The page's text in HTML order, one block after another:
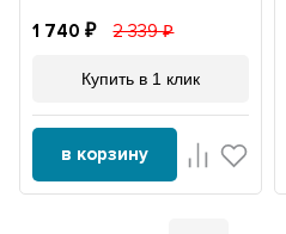
1 740 2 339
Купить в 1 клик
в корзину